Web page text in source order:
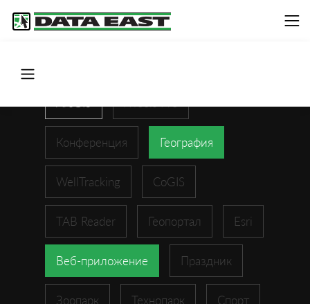
Конференция География
WellTracking CoGIS
TAB Reader Геопортал Esri
Веб-приложение Праздник
Зоопарк Технопарк Спорт